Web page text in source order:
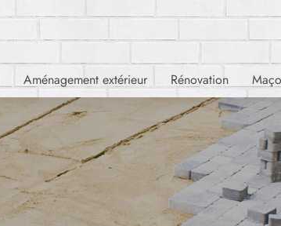
Aménagement extérieur Rénovation